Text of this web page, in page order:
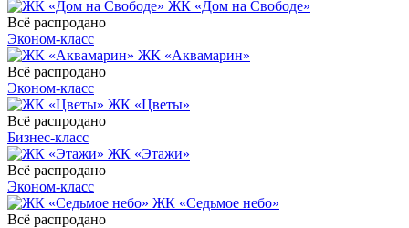
ЖК «Дом на Свободе»
Всё распродано
Эконом-класс
ЖК «Аквамарин»
Всё распродано
Эконом-класс
ЖК «Цветы»
Всё распродано
Бизнес-класс
ЖК «Этажи»
Всё распродано
Эконом-класс
ЖК «Седьмое небо»
Всё распродано